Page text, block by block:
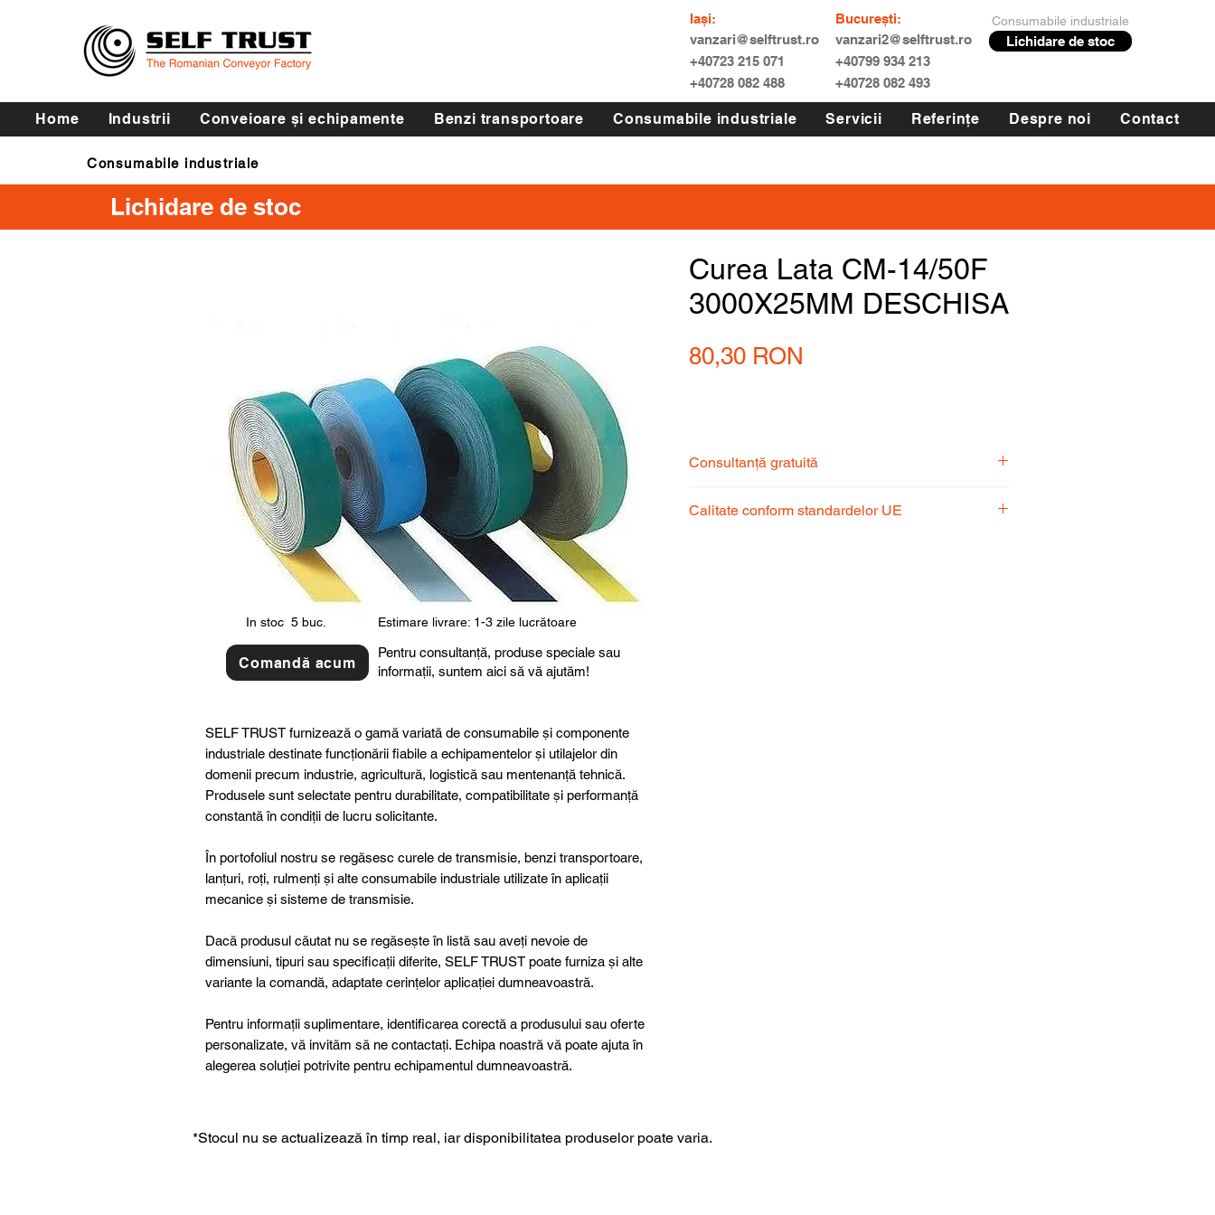
Iași:
vanzari@selftrust.ro
+40723 215 071
+40728 082 488
București:
vanzari2@selftrust.ro
+40799 934 213
+40728 082 493
Consumabile industriale
Lichidare de stoc
Home Industrii Conveioare și echipamente Benzi transportoare Consumabile industriale Servicii Referințe Despre noi Contact
Consumabile industriale
Curele de transmisie
Lichidare de stoc
SELF TRUST furnizează o gamă variată de consumabile și componente
industriale destinate funcționării fiabile a echipamentelor și utilajelor din
domenii precum industrie, agricultură, logistică sau mentenanță tehnică.
Produsele sunt selectate pentru durabilitate, compatibilitate și performanță
constantă în condiții de lucru solicitante.
În portofoliul nostru se regăsesc curele de transmisie, benzi transportoare,
lanțuri, roți, rulmenți și alte consumabile industriale utilizate în aplicații
mecanice și sisteme de transmisie.
Dacă produsul căutat nu se regăsește în listă sau aveți nevoie de
dimensiuni, tipuri sau specificații diferite, SELF TRUST poate furniza și alte
variante la comandă, adaptate cerințelor aplicației dumneavoastră.
Pentru informații suplimentare, identificarea corectă a produsului sau oferte
personalizate, vă invităm să ne contactați. Echipa noastră vă poate ajuta în
alegerea soluției potrivite pentru echipamentul dumneavoastră.
Curea Lata CM-14/50F
3000X25MM DESCHISA
80,30 RON
Consultanță gratuită
pentru a alege produsul potrivit nevoilor
Calitate conform standardelor UE
In stoc 5 buc.
Comandă acum
Estimare livrare: 1-3 zile lucrătoare
Pentru consultanță, produse speciale sau
informații, suntem aici să vă ajutăm!
*Stocul nu se actualizează în timp real, iar disponibilitatea produselor poate varia.